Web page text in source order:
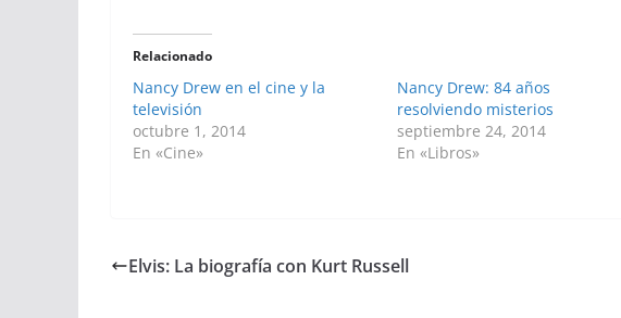
Relacionado
Nancy Drew en el cine y la
televisión
octubre 1, 2014
En «Cine»
Nancy Drew: 84 años
resolviendo misterios
septiembre 24, 2014
En «Libros»
Elvis: La biografía con Kurt Russell